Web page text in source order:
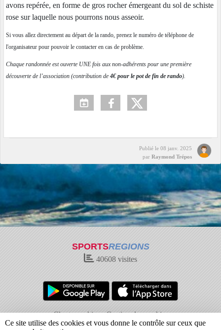
avons repérée, en forme de gros rocher émergeant du sol de schiste
rose sur laquelle nous pourrons nous asseoir.
Si vous allez directement au départ de la rando, prenez le numéro de téléphone de
l'organisateur pour pouvoir le contacter en cas de problème.
Chaque randonnée est ouverte UNE fois aux non-adhérents pour une première
découverte de l’association (contribution de 4€ pour le pot de fin de rando).
Publié le 08 janv. 2025
par Raymond Trépos
SPORTSREGIONS
40608 visites
Charte cookies
Gestion des cookies
Informations légales
Signaler un contenu inapproprié
Ce site utilise des cookies et vous donne le contrôle sur ceux que